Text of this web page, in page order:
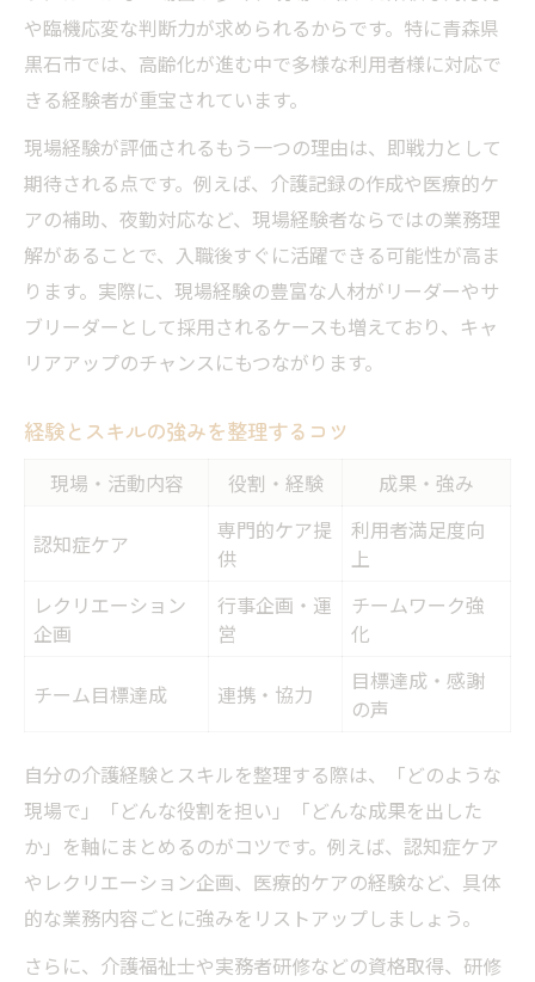
や臨機応変な判断力が求められるからです。特に青森県
黒石市では、高齢化が進む中で多様な利用者様に対応で
きる経験者が重宝されています。
現場経験が評価されるもう一つの理由は、即戦力として
期待される点です。例えば、介護記録の作成や医療的ケ
アの補助、夜勤対応など、現場経験者ならではの業務理
解があることで、入職後すぐに活躍できる可能性が高ま
ります。実際に、現場経験の豊富な人材がリーダーやサ
ブリーダーとして採用されるケースも増えており、キャ
リアアップのチャンスにもつながります。
経験とスキルの強みを整理するコツ
現場・活動内容 役割・経験 成果・強み
認知症ケア
専門的ケア提
供
利用者満足度向
上
レクリエーション
企画
行事企画・運
営
チームワーク強
化
チーム目標達成 連携・協力
目標達成・感謝
の声
自分の介護経験とスキルを整理する際は、「どのような
現場で」「どんな役割を担い」「どんな成果を出した
か」を軸にまとめるのがコツです。例えば、認知症ケア
やレクリエーション企画、医療的ケアの経験など、具体
的な業務内容ごとに強みをリストアップしましょう。
さらに、介護福祉士や実務者研修などの資格取得、研修